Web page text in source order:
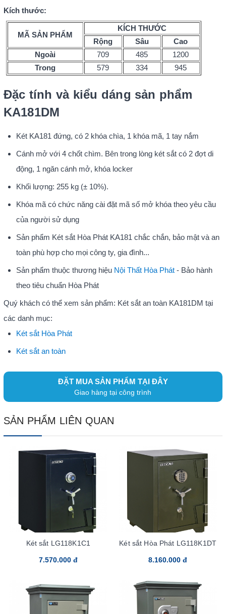
Kích thước:
MÃ SẢN PHẨM
KÍCH THƯỚC
Rộng
Sâu
Cao
Ngoài
709 485
1200
Trong
579 334 945
Đặc tính và kiểu dáng sản phẩm
KA181DM
Két KA181 đứng, có 2 khóa chìa, 1 khóa mã, 1 tay nắm
Cánh mở với 4 chốt chìm. Bên trong lòng két sắt có 2 đợt di
động, 1 ngăn cánh mở, khóa locker
Khối lượng: 255 kg (± 10%).
Khóa mã có chức năng cài đặt mã số mở khóa theo yêu cầu
của người sử dụng
Sản phẩm Két sắt Hòa Phát KA181 chắc chắn, bảo mật và an
toàn phù hợp cho mọi công ty, gia đình...
Sản phẩm thuộc thương hiệu Nội Thất Hòa Phát- Bảo hành
theo tiêu chuẩn Hòa Phát
Quý khách có thể xem sản phẩm: Két sắt an toàn KA181DM tại
các danh mục:
Két sắt Hòa Phát
Két sắt an toàn
ĐẶT MUA SẢN PHẨM TẠI ĐÂY
Giao hàng tại công trình
SẢN PHẨM LIÊN QUAN
Két sắt LG118K1C1
7.570.000 đ
Két sắt Hòa Phát LG118K1DT
8.160.000 đ